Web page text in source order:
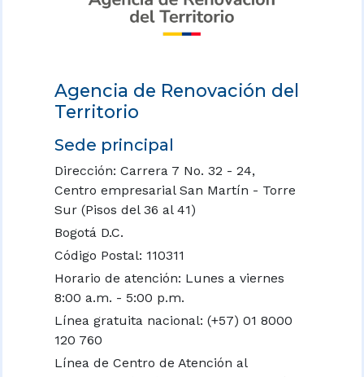
Agencia de Renovación del
Territorio
Sede principal
Dirección: Carrera 7 No. 32 - 24,
Centro empresarial San Martín - Torre
Sur (Pisos del 36 al 41)
Bogotá D.C.
Código Postal: 110311
Horario de atención: Lunes a viernes
8:00 a.m. - 5:00 p.m.
Línea gratuita nacional: (+57) 01 8000
120 760
Línea de Centro de Atención al